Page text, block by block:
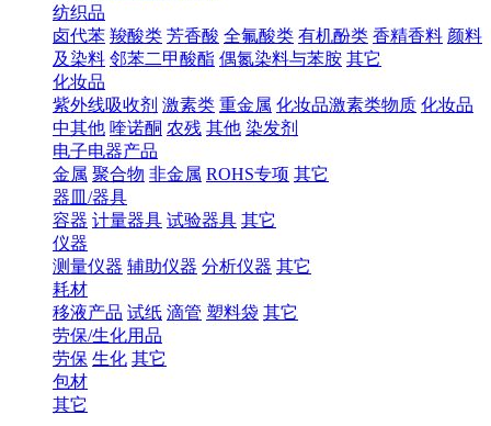
纺织品
卤代苯 羧酸类 芳香酸 全氟酸类 有机酚类 香精香料 颜料
及染料 邻苯二甲酸酯 偶氮染料与苯胺 其它
化妆品
紫外线吸收剂 激素类 重金属 化妆品激素类物质 化妆品
中其他 喹诺酮 农残 其他 染发剂
电子电器产品
金属 聚合物 非金属 ROHS专项 其它
器皿/器具
容器 计量器具 试验器具 其它
仪器
测量仪器 辅助仪器 分析仪器 其它
耗材
移液产品 试纸 滴管 塑料袋 其它
劳保/生化用品
劳保 生化 其它
包材
其它